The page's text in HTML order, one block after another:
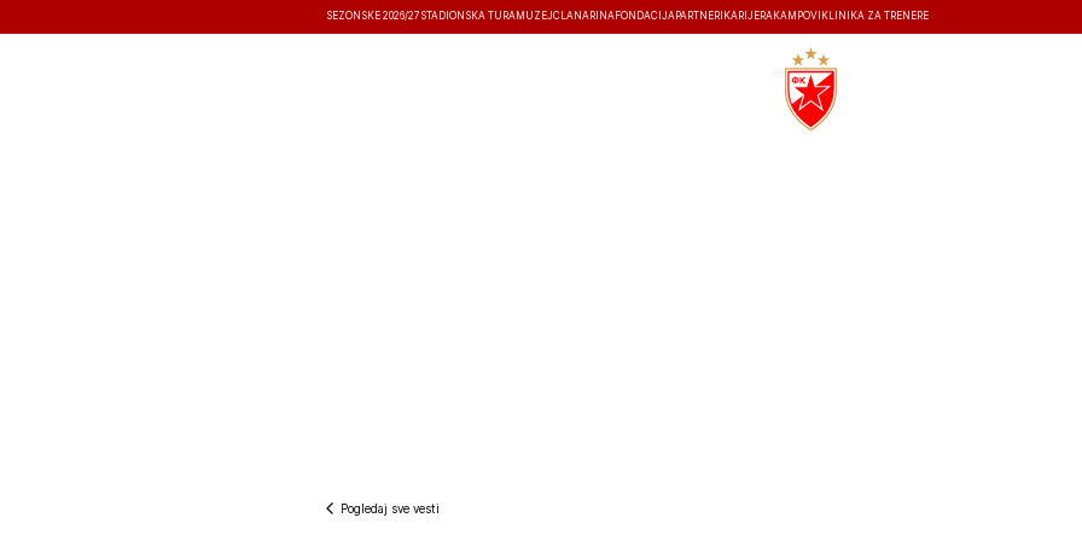
SEZONSKE 2026/27 STADIONSKA TURA MUZEJČLANARINA FONDACIJA PARTNERI KARIJERA KAMPOVI KLINIKA ZA TRENERE
Pogledaj sve vesti